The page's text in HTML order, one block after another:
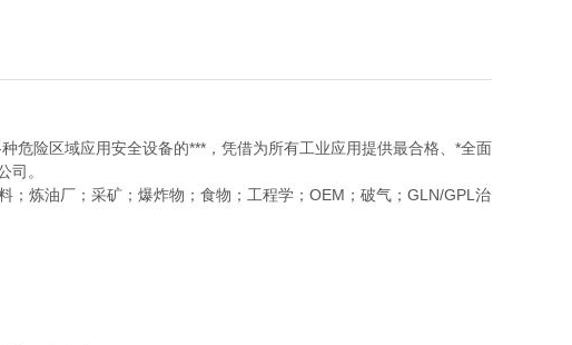
危险区域应用安全设备的***，凭借为所有工业应用提供最合格、*全面
司。
炼油厂；采矿；爆炸物；食物；工程学；OEM；破气；GLN/GPL治